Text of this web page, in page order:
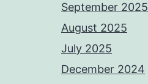
September 2025
August 2025
July 2025
December 2024